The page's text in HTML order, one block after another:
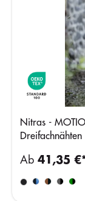
Nitras -
Dreifachnähten
Ab 41,35